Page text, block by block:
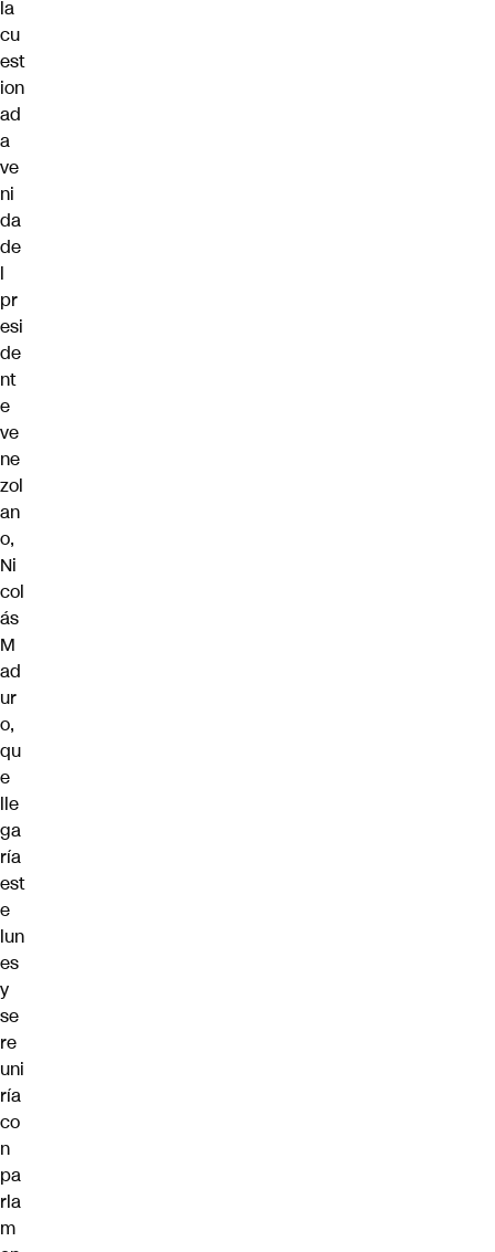
la
cu
est
ion
ad
a
ve
ni
da
de
l
pr
esi
de
nt
e
ve
ne
zol
an
o,
Ni
col
ás
M
ad
ur
o,
qu
e
lle
ga
ría
est
e
lun
es
y
se
re
uni
ría
co
n
pa
rla
m